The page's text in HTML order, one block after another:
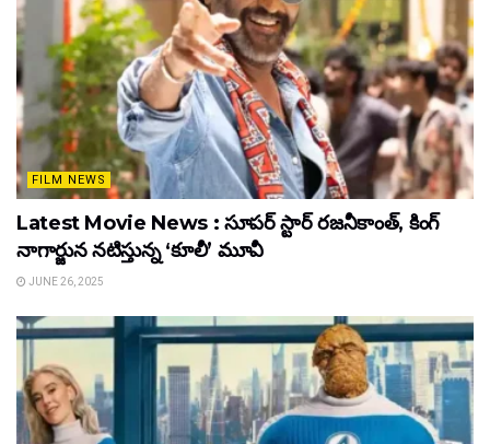
FILM NEWS
Latest Movie News : సూపర్ స్టార్ రజనీకాంత్, కింగ్
నాగార్జున నటిస్తున్న ‘కూలీ’ మూవీ
JUNE 26, 2025